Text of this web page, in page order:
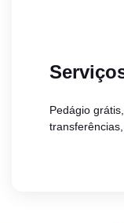
Pedágio